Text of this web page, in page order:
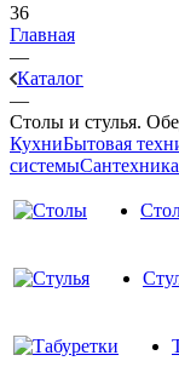
36
Главная
—
Каталог
—
Столы и стулья.
КухниБытовая
системыСантехника